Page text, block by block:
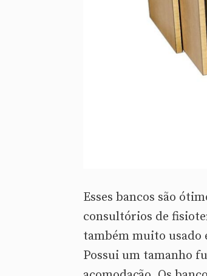
Esses bancos são
consultórios de
também muito usado
Possui um tamanho